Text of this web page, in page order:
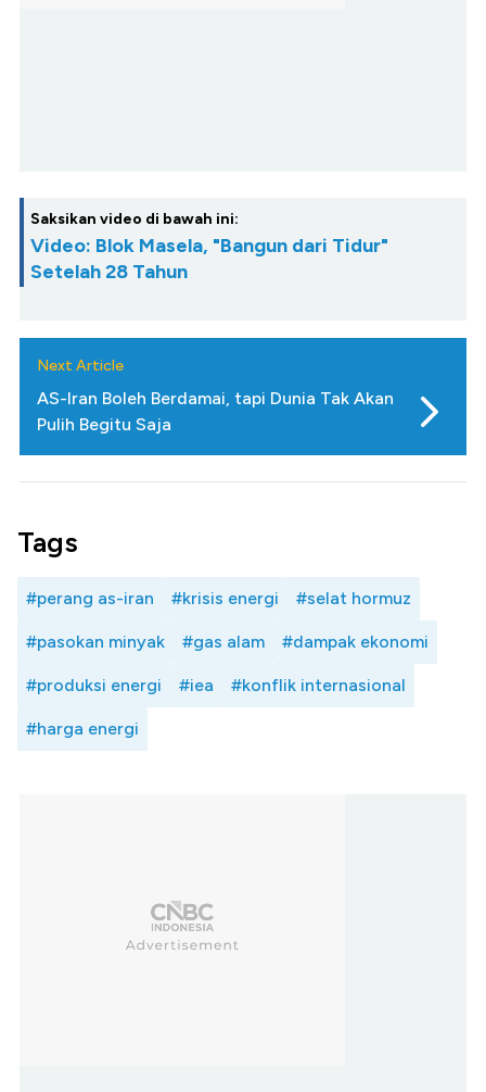
Saksikan video di bawah ini:
Video: Blok Masela, "Bangun dari Tidur"
Setelah 28 Tahun
Next Article
AS-Iran Boleh Berdamai, tapi Dunia Tak Akan
Pulih Begitu Saja
Tags
#perang as-iran #krisis energi #selat hormuz
#pasokan minyak #gas alam #dampak ekonomi
#produksi energi #iea #konflik internasional
#harga energi